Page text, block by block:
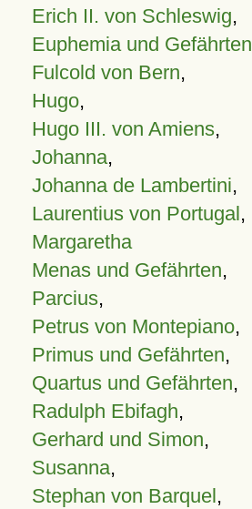
Erich II. von Schleswig,
Euphemia und Gefährten
Fulcold von Bern,
Hugo,
Hugo III. von Amiens,
Johanna,
Johanna de Lambertini,
Laurentius von Portugal,
Margaretha
Menas und Gefährten,
Parcius,
Petrus von Montepiano,
Primus und Gefährten,
Quartus und Gefährten,
Radulph Ebifagh,
Gerhard und Simon,
Susanna,
Stephan von Barquel,